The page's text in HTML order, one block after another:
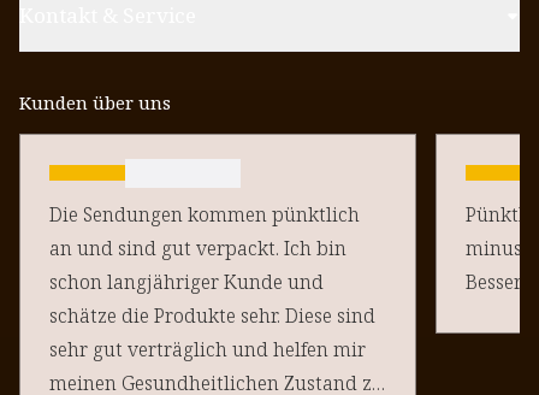
Kunden über uns
Die Sendungen kommen pünktlich
an und sind gut verpackt. Ich bin
schon langjähriger Kunde und
schätze die Produkte sehr. Diese sind
sehr gut verträglich und helfen mir
meinen Gesundheitlichen Zustand zu
Pünktlich
minus